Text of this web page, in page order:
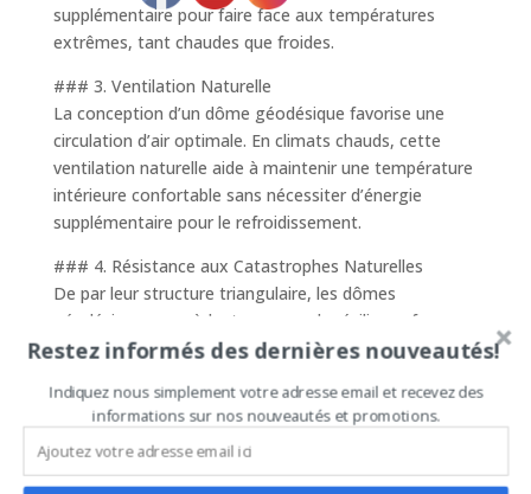
supplémentaire pour faire face aux températures
extrêmes, tant chaudes que froides.
### 3. Ventilation Naturelle
La conception d’un dôme géodésique favorise une
circulation d’air optimale. En climats chauds, cette
ventilation naturelle aide à maintenir une température
intérieure confortable sans nécessiter d’énergie
supplémentaire pour le refroidissement.
### 4. Résistance aux Catastrophes Naturelles
De par leur structure triangulaire, les dômes
géodésiques possèdent une grande résilience face aux
forces de la nature. Que ce soit des ouragans dans les
les zones sismiques, les dômes géodésiques ont
prouvé leur capacité à rester intacts là où d’autres
structures échouent.
Restez informés des dernières nouveautés!
Indiquez nous simplement votre adresse email et recevez des
informations sur nos nouveautés et promotions.